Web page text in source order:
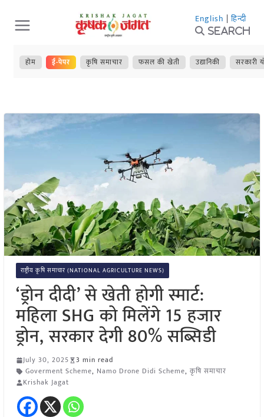
Skip
to
content
English | हिन्दी
Search
होम ई-पेपर कृषि समाचार फसल की खेती उद्यानिकी सरकारी
राष्ट्रीय कृषि समाचार (NATIONAL AGRICULTURE NEWS)
‘ड्रोन दीदी’ से खेती होगी स्मार्ट:
महिला SHG को मिलेंगे 15 हजार
ड्रोन, सरकार देगी 80% सब्सिडी
July 30, 2025
3 min read
Goverment Scheme, Namo Drone Didi Scheme, कृषि समाचार
Krishak Jagat